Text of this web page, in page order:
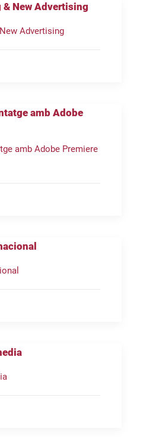
New Advertising
Advertising
amb Adobe
amb Adobe Premiere